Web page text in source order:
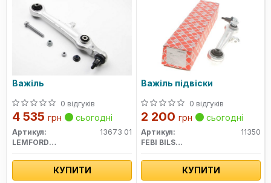
Важіль
0 відгуків
4 535 грн сьогодні
Артикул:
13673 01
LEMFORDER
КУПИТИ
Важіль підвіски
0 відгуків
2 200 грн сьогодні
Артикул:
11350
FEBI BILSTEIN
КУПИТИ